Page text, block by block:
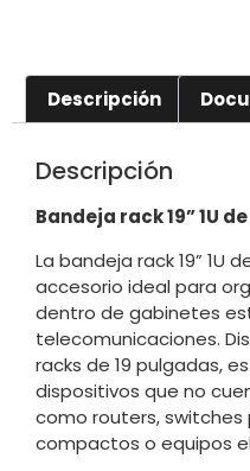
Descripción
Descripción
Bandeja rack 19” 1U
La bandeja rack 19” 1U
accesorio ideal para
dentro de gabinetes
telecomunicaciones.
racks de 19 pulgadas,
dispositivos que no
como routers, switches
compactos o equipos